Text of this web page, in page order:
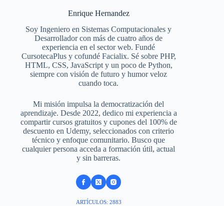
Enrique Hernandez
Soy Ingeniero en Sistemas Computacionales y
Desarrollador con más de cuatro años de
experiencia en el sector web. Fundé
CursotecaPlus y cofundé Facialix. Sé sobre PHP,
HTML, CSS, JavaScript y un poco de Python,
siempre con visión de futuro y humor veloz
cuando toca.
Mi misión impulsa la democratización del
aprendizaje. Desde 2022, dedico mi experiencia a
compartir cursos gratuitos y cupones del 100% de
descuento en Udemy, seleccionados con criterio
técnico y enfoque comunitario. Busco que
cualquier persona acceda a formación útil, actual
y sin barreras.
ARTÍCULOS: 2883